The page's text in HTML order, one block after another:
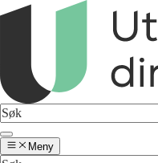
Meny